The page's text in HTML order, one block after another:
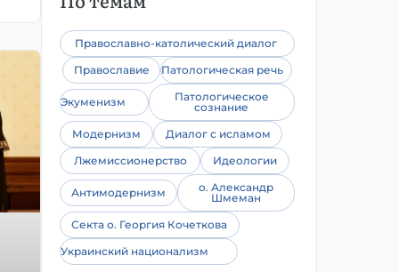
Православно-католический диалог
Православие
Патологическая речь
Экуменизм
Патологическое
сознание
Модернизм
Диалог с исламом
Лжемиссионерство
Идеологии
Антимодернизм
о. Александр
Шмеман
Секта о. Георгия Кочеткова
Украинский национализм